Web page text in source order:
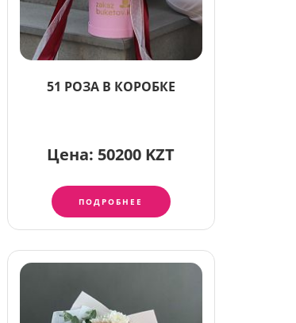
51 РОЗА В КОРОБКЕ
Цена: 50200 KZT
ПОДРОБНЕЕ